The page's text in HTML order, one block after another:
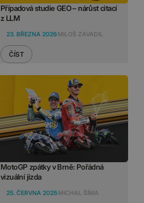
Případová studie GEO – nárůst citací
z LLM
23. BŘEZNA 2026 MILOŠ ZAVADIL
ČÍST
MotoGP zpátky v Brně: Pořádná
vizuální jízda
25. ČERVNA 2025 MICHAL ŠÍMA